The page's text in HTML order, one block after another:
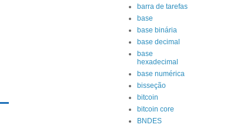
barra de tarefas
base
base binária
base decimal
base
hexadecimal
base numérica
bisseção
bitcoin
bitcoin core
BNDES